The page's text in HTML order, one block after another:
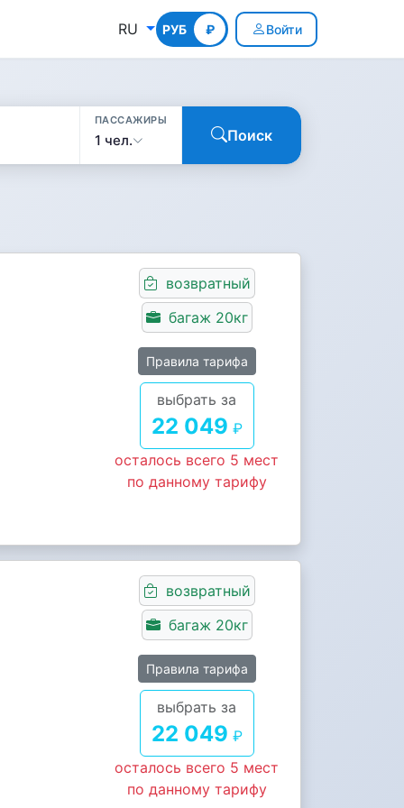
RU РУБ ₽
КГС Войти
ПАССАЖИРЫ
1 чел. Поиск
возвратный
багаж 20кг
Правила тарифа
выбрать за
22 049 ₽
осталось всего 5 мест
по данному тарифу
возвратный
багаж 20кг
Правила тарифа
выбрать за
22 049 ₽
осталось всего 5 мест
по данному тарифу